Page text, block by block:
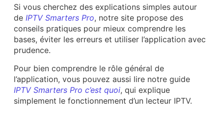
Si vous cherchez des explications simples autour
de IPTV Smarters Pro, notre site propose des
conseils pratiques pour mieux comprendre les
bases, éviter les erreurs et utiliser l’application avec
prudence.
Pour bien comprendre le rôle général de
l’application, vous pouvez aussi lire notre guide
IPTV Smarters Pro c’est quoi, qui explique
simplement le fonctionnement d’un lecteur IPTV.